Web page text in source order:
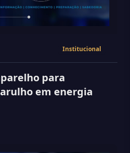
Institucional
para
em energia